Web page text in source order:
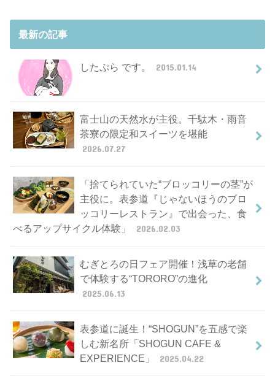
最新の記事
したぷら です。 2015.01.14
富士山の天然水が主役。千駄木・雨音
茶寮の限定和スイーツを堪能
2026.07.27
「捨てられていた“ブロッコリーの茎”が
主役に。表参道『じゃないほうのブロ
ッコリーレストラン』で出会った、食
べるアップサイクル体験」
2026.02.03
むぎとろの日フェア開催！浅草の老舗
で体験する“TORORO”の進化
2025.06.13
表参道に誕生！“SHOGUN”を五感で楽
しむ新名所「SHOGUN CAFE &
EXPERIENCE」
2025.04.22